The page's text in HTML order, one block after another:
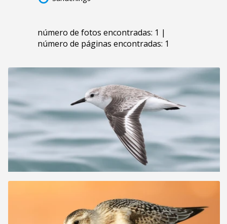
número de fotos encontradas: 1 |
número de páginas encontradas: 1